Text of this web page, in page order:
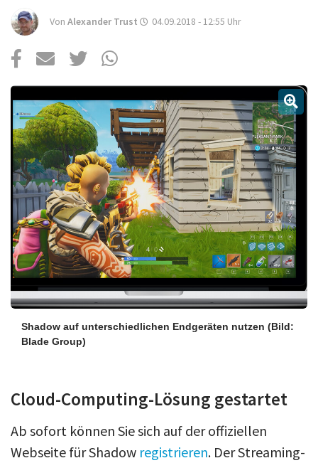
Von Alexander Trust 04.09.2018 - 12:55 Uhr
Shadow auf unterschiedlichen Endgeräten nutzen (Bild:
Blade Group)
Cloud-Computing-Lösung gestartet
Ab sofort können Sie sich auf der offiziellen
Webseite für Shadow registrieren. Der Streaming-